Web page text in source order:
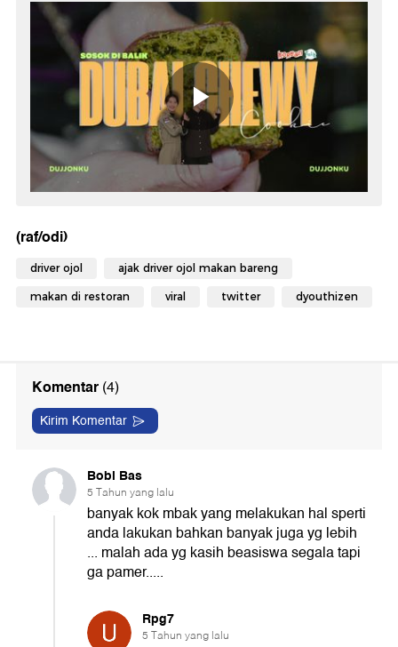
(raf/odi)
driver ojol ajak driver ojol makan bareng
makan di restoran viral twitter dyouthizen